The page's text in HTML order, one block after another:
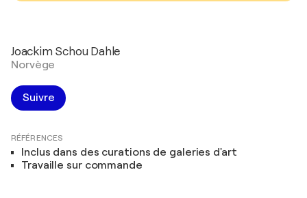
Joackim Schou Dahle
Norvège
Suivre
RÉFÉRENCES
Inclus dans des curations de galeries d'art
Travaille sur commande